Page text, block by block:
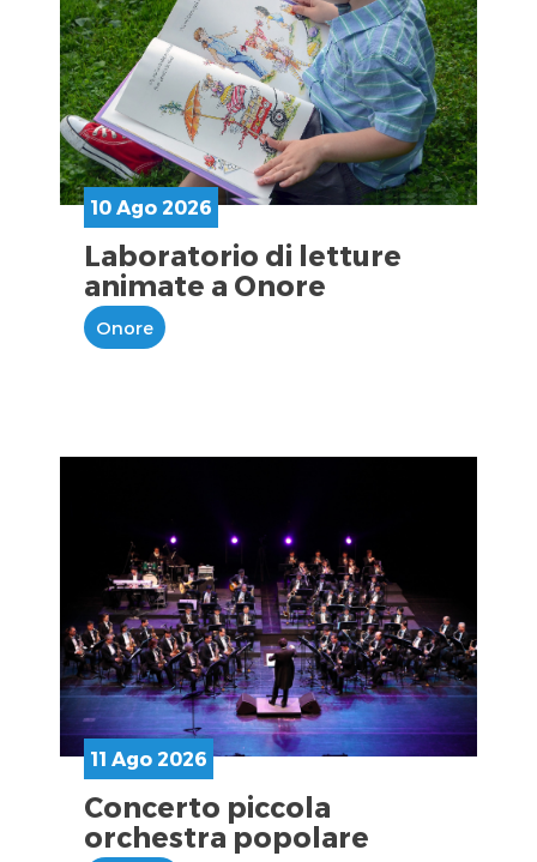
10 Ago 2026
Laboratorio di letture
animate a Onore
Onore
11 Ago 2026
Concerto piccola
orchestra popolare